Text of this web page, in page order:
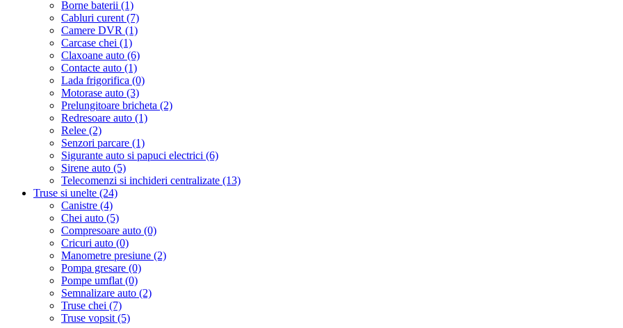
Borne baterii (1)
Cabluri curent (7)
Camere DVR (1)
Carcase chei (1)
Claxoane auto (6)
Contacte auto (1)
Lada frigorifica (0)
Motorase auto (3)
Prelungitoare bricheta (2)
Redresoare auto (1)
Relee (2)
Senzori parcare (1)
Sigurante auto si papuci electrici (6)
Sirene auto (5)
Telecomenzi si inchideri centralizate (13)
Truse si unelte (24)
Canistre (4)
Chei auto (5)
Compresoare auto (0)
Cricuri auto (0)
Manometre presiune (2)
Pompa gresare (0)
Pompe umflat (0)
Semnalizare auto (2)
Truse chei (7)
Truse vopsit (5)